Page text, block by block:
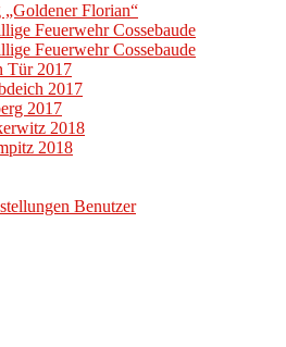
„Goldener Florian“
Feuerwehr Cossebaude
Feuerwehr Cossebaude
Tür 2017
2017
2017
2018
2018
Benutzer